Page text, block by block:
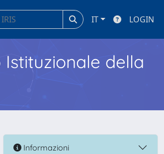
IT LOGIN
Istituzionale della
Informazioni